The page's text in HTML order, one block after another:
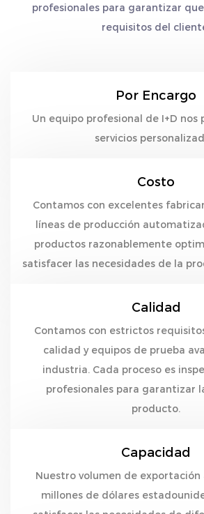
profesionales para garantizar
requisitos del
Por Encargo
Un equipo profesional de I+D
servicios
Costo
Contamos con excelentes
líneas de producción
productos razonablemente
satisfacer las necesidades de la
Calidad
Contamos con estrictos
calidad y equipos de prueba
industria. Cada proceso es
profesionales para garantizar
producto.
Capacidad
Nuestro volumen de exportación
millones de dólares